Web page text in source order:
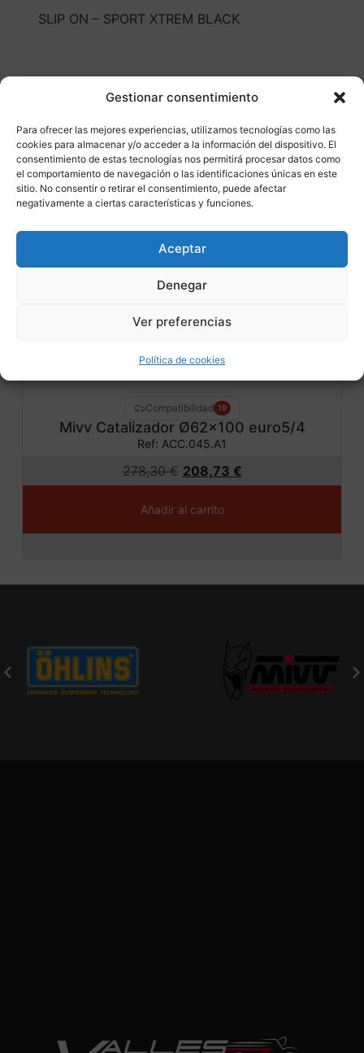
Gestionar consentimiento
Para ofrecer las mejores experiencias, utilizamos tecnologías como las
cookies para almacenar y/o acceder a la información del dispositivo. El
consentimiento de estas tecnologías nos permitirá procesar datos como
el comportamiento de navegación o las identificaciones únicas en este
sitio. No consentir o retirar el consentimiento, puede afectar
negativamente a ciertas características y funciones.
Aceptar
Denegar
Ver preferencias
Política de cookies
SLIP ON – SPORT XTREM BLACK
Otros productos
DISPONIBLE ENVÍO GRATIS 24/48H
Compatibilidad 19
Mivv Catalizador Ø62×100 euro5/4
Ref: ACC.045.A1
278,30€ 208,73 €
Añadir al carrito